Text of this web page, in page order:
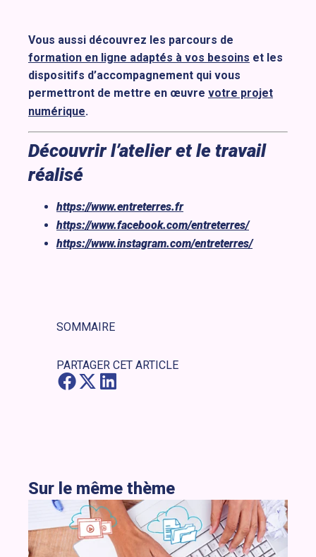
Vous aussi découvrez les parcours de
formation en ligne adaptés à vos besoins et les
dispositifs d’accompagnement qui vous
permettront de mettre en œuvre votre projet
numérique.
Découvrir l’atelier et le travail
réalisé
https://www.entreterres.fr
https://www.facebook.com/entreterres/
https://www.instagram.com/entreterres/
SOMMAIRE
PARTAGER CET ARTICLE
Sur le même thème